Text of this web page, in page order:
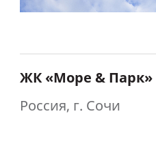
ЖК «Море & Парк»
Россия, г. Сочи